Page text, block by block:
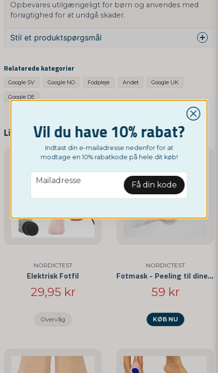
Lignende produkter
NORDICTEST
Elektrisk Fotfil
29,95 kr
Overvåg
NORDICTEST
Fotmask - Peeling til dine fødder
59 kr
KØB NU
Opbevares utilgængeligt for børn og anvendes med
forsigtighed for at undgå skader.
Stil et produktspørgsmål
Mailadresse
Ja, I kan offentliggøre mit spørgsmål
Relaterede kategorier
Google SV Google NO Fodpleje Andet Google UK
Google DE
Vil du have 10% rabat?
Indtast din e-mailadresse nedenfor for at
modtage en 10% rabatkode på hele dit køb!
email
Mailadresse Få din kode